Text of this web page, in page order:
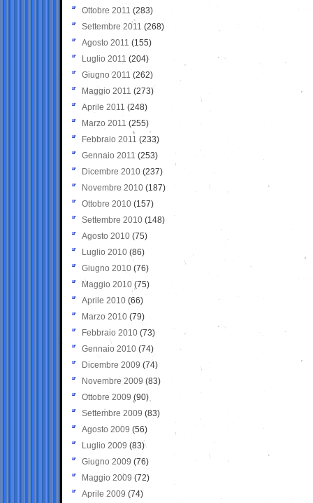
Ottobre 2011 (283)
Settembre 2011 (268)
Agosto 2011 (155)
Luglio 2011 (204)
Giugno 2011 (262)
Maggio 2011 (273)
Aprile 2011 (248)
Marzo 2011 (255)
Febbraio 2011 (233)
Gennaio 2011 (253)
Dicembre 2010 (237)
Novembre 2010 (187)
Ottobre 2010 (157)
Settembre 2010 (148)
Agosto 2010 (75)
Luglio 2010 (86)
Giugno 2010 (76)
Maggio 2010 (75)
Aprile 2010 (66)
Marzo 2010 (79)
Febbraio 2010 (73)
Gennaio 2010 (74)
Dicembre 2009 (74)
Novembre 2009 (83)
Ottobre 2009 (90)
Settembre 2009 (83)
Agosto 2009 (56)
Luglio 2009 (83)
Giugno 2009 (76)
Maggio 2009 (72)
Aprile 2009 (74)